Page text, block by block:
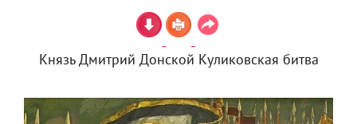
Князь Дмитрий Донской Куликовская битва